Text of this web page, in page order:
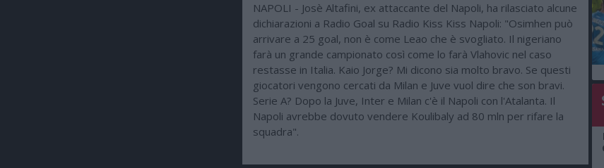
NAPOLI - Josè Altafini, ex attaccante del Napoli, ha rilasciato alcune
dichiarazioni a Radio Goal su Radio Kiss Kiss Napoli: "Osimhen può
arrivare a 25 goal, non è come Leao che è svogliato. Il nigeriano
farà un grande campionato così come lo farà Vlahovic nel caso
restasse in Italia. Kaio Jorge? Mi dicono sia molto bravo. Se questi
giocatori vengono cercati da Milan e Juve vuol dire che son bravi.
Serie A? Dopo la Juve, Inter e Milan c'è il Napoli con l'Atalanta. Il
Napoli avrebbe dovuto vendere Koulibaly ad 80 mln per rifare la
squadra".